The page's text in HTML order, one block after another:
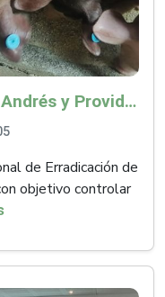
La OMSA reconoció a San Andrés y Providencia como zona libre de Peste Porcina Clásica (PPC)
de Erradicación de
objetivo controlar